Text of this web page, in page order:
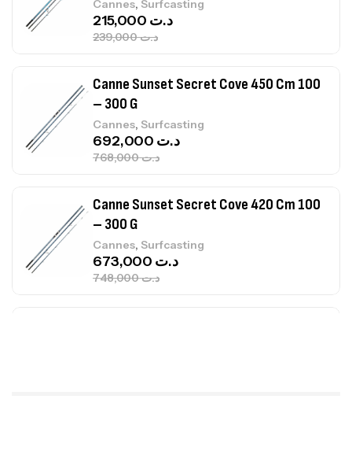
Cannes Surfcasting
د.ت239,000
د.ت
Canne Sunset Secret Cove 450 Cm 100
– 300 G
Cannes, Surfcasting
د.ت768,000
د.ت
Canne Sunset Secret Cove 420 Cm 100
– 300 G
Cannes, Surfcasting
د.ت748,000
د.ت